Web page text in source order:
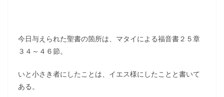
今日与えられた聖書の箇所は、マタイによる福音書２５章
３４～４６節。
いと小さき者にしたことは、イエス様にしたことと書いて
ある。